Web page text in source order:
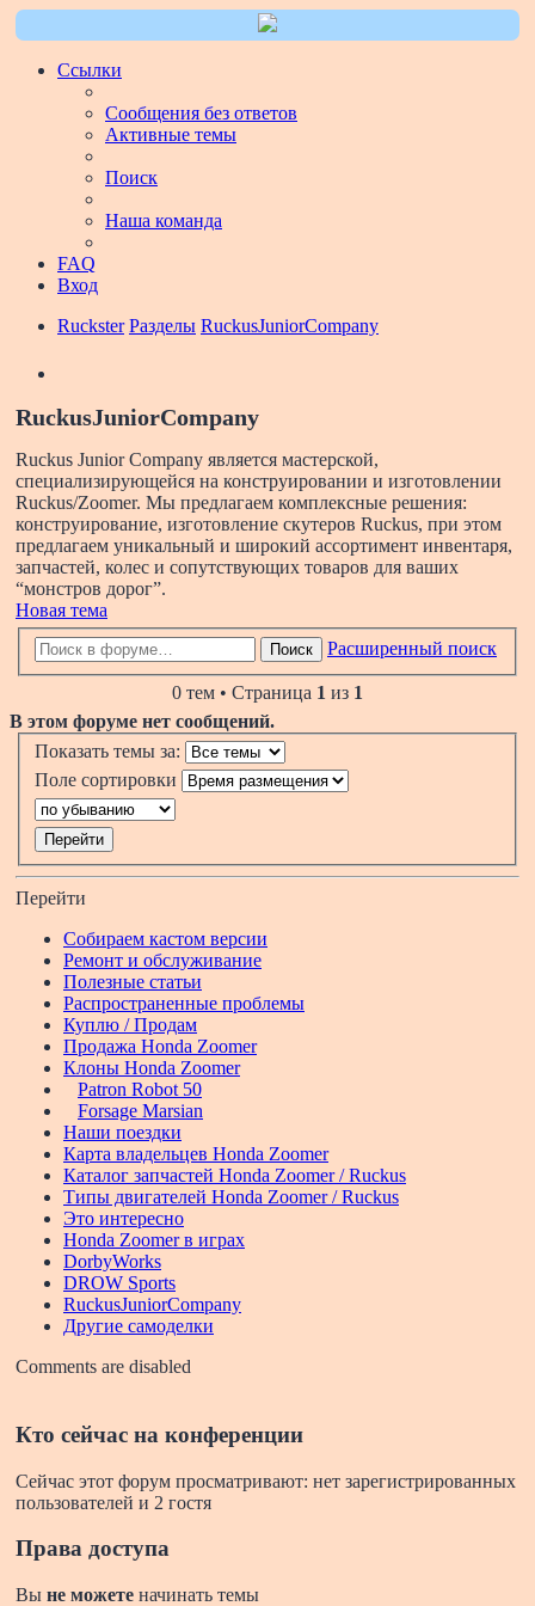
Ссылки
Сообщения без ответов
Активные темы
Поиск
Наша команда
FAQ
Вход
Ruckster Разделы RuckusJuniorCompany
RuckusJuniorCompany
Ruckus Junior Company является мастерской,
специализирующейся на конструировании и изготовлении
Ruckus/Zoomer. Мы предлагаем комплексные решения:
конструирование, изготовление скутеров Ruckus, при этом
предлагаем уникальный и широкий ассортимент инвентаря,
запчастей, колес и сопутствующих товаров для ваших
“монстров дорог”.
Новая тема
Поиск Расширенный поиск
0 тем • Страница 1 из 1
В этом форуме нет сообщений.
Показать темы за:
Поле сортировки
Перейти
Собираем кастом версии
Ремонт и обслуживание
Полезные статьи
Распространенные проблемы
Куплю / Продам
Продажа Honda Zoomer
Клоны Honda Zoomer
Patron Robot 50
Forsage Marsian
Наши поездки
Карта владельцев Honda Zoomer
Каталог запчастей Honda Zoomer / Ruckus
Типы двигателей Honda Zoomer / Ruckus
Это интересно
Honda Zoomer в играх
DorbyWorks
DROW Sports
RuckusJuniorCompany
Другие самоделки
Comments are disabled
Кто сейчас на конференции
Сейчас этот форум просматривают: нет зарегистрированных
пользователей и 2 гостя
Права доступа
Вы не можете начинать темы